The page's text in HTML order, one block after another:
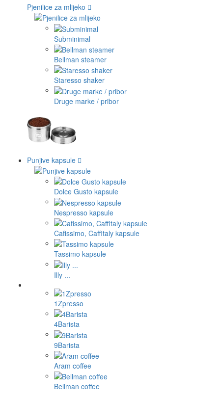
Pjenilice za mlijeko
Subminimal
Bellman steamer
Staresso shaker
Druge marke / pribor
Punjive kapsule
Dolce Gusto kapsule
Nespresso kapsule
Cafissimo, Caffitaly kapsule
Tassimo kapsule
Illy ...
1Zpresso
4Barista
9Barista
Aram coffee
Bellman coffee